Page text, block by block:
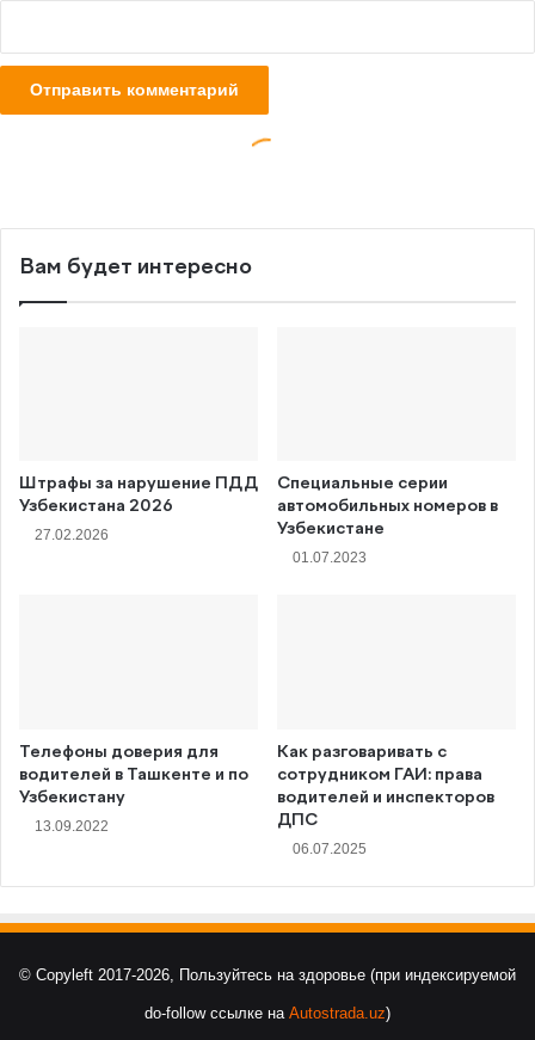
Вам будет интересно
Штрафы за нарушение ПДД
Узбекистана 2026
27.02.2026
Специальные серии
автомобильных номеров в
Узбекистане
01.07.2023
Телефоны доверия для
водителей в Ташкенте и по
Узбекистану
13.09.2022
Как разговаривать с
сотрудником ГАИ: права
водителей и инспекторов
ДПС
06.07.2025
© Copyleft 2017-2026, Пользуйтесь на здоровье (при индексируемой
do-follow ссылке на Autostrada.uz)